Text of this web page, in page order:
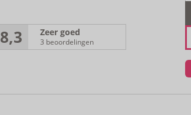
8,3 Zeer goed
3 beoordelingen